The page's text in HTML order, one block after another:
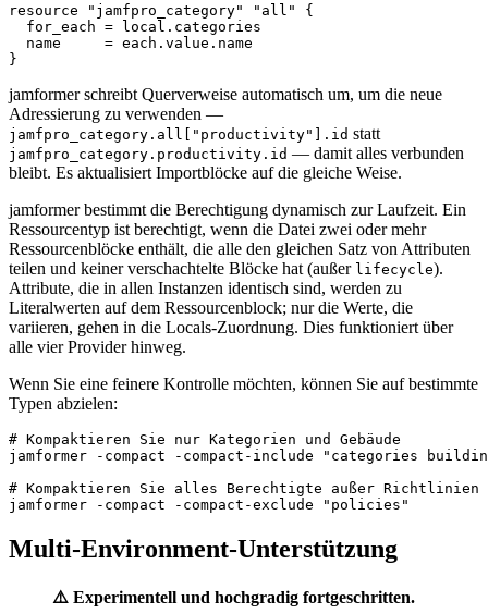
resource "jamfpro_category" "all" {
  for_each = local.categories
  name     = each.value.name
jamformer schreibt Querverweise automatisch um, um die neue
Adressierung zu verwenden —
jamfpro_category.all["productivity"].id statt
jamfpro_category.productivity.id — damit alles verbunden
bleibt. Es aktualisiert Importblöcke auf die gleiche Weise.
jamformer bestimmt die Berechtigung dynamisch zur Laufzeit. Ein
Ressourcentyp ist berechtigt, wenn die Datei zwei oder mehr
Ressourcenblöcke enthält, die alle den gleichen Satz von Attributen
teilen und keiner verschachtelte Blöcke hat (außer lifecycle).
Attribute, die in allen Instanzen identisch sind, werden zu
Literalwerten auf dem Ressourcenblock; nur die Werte, die
variieren, gehen in die Locals-Zuordnung. Dies funktioniert über
alle vier Provider hinweg.
Wenn Sie eine feinere Kontrolle möchten, können Sie auf bestimmte
Typen abzielen:
# Kompaktieren Sie nur Kategorien und Gebäude
jamformer -compact -compact-include "categories
# Kompaktieren Sie alles Berechtigte außer Richtlinien
Multi-Environment-Unterstützung
⚠️ Experimentell und hochgradig fortgeschritten.